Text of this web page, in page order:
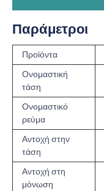
Παράμετροι
Προϊόντα
Ονομαστική
τάση
Ονομαστικό
ρεύμα
Αντοχή στην
τάση
Αντοχή στη
μόνωση